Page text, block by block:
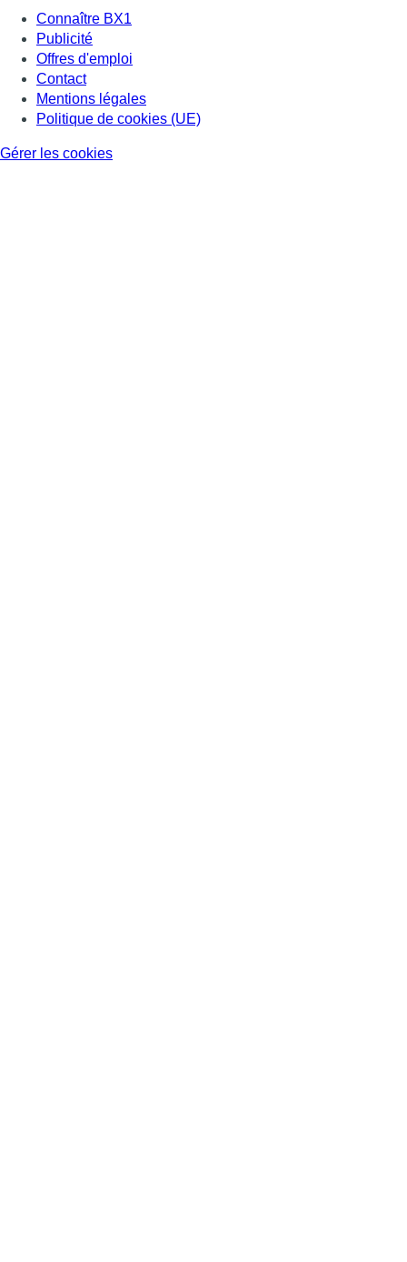
Connaître BX1
Publicité
Offres d'emploi
Contact
Mentions légales
Politique de cookies (UE)
Gérer les cookies